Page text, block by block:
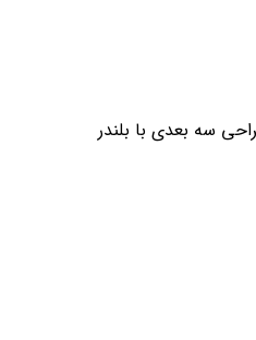
سه بعدی با بلندر